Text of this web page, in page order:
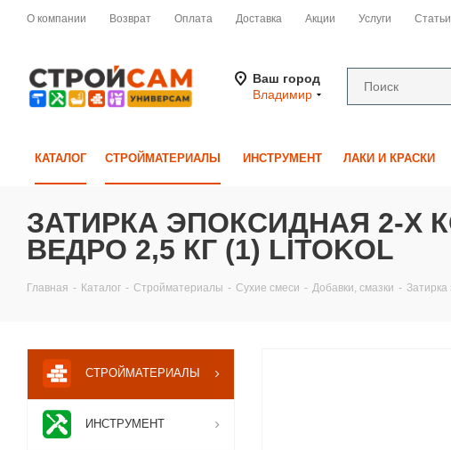
О компании Возврат Оплата Доставка Акции Услуги Статьи
Ваш город
Владимир
КАТАЛОГ СТРОЙМАТЕРИАЛЫ ИНСТРУМЕНТ ЛАКИ И КРАСКИ
ЗАТИРКА ЭПОКСИДНАЯ 2-Х
ВЕДРО 2,5 КГ (1) LITOKOL
Главная - Каталог - Стройматериалы - Сухие смеси - Добавки, смазки - Затирка
СТРОЙМАТЕРИАЛЫ
ИНСТРУМЕНТ